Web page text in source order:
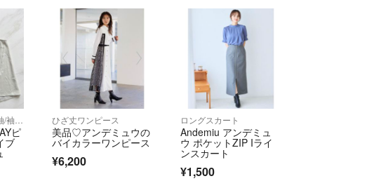
れましたが意味が分かりません。迷惑行為なのでお辞め下さい。※
成立から専用ページは3時間内までとさせて頂きます。
ンビニ・ATMのお支払いは2日以内にお支払い下さい。商品が売
時点で発送の準備をさせて頂いているのでキャンセル大変迷惑で
ナーや評価があまりに悪い方はこちらの判断でブロックもしくは
り引きをお断りさせて頂く場合があります。
送料込みの商品の場合
シャツ/ブラウス(半袖/袖なし)
ピ
ブ
ひざ丈ワンピース
美品♡アンデミュウの
バイカラーワンピース
¥6,200
ロングスカート
Andemiu アンデミュ
ウ ポケットZIP Iライ
ンスカート
¥1,500